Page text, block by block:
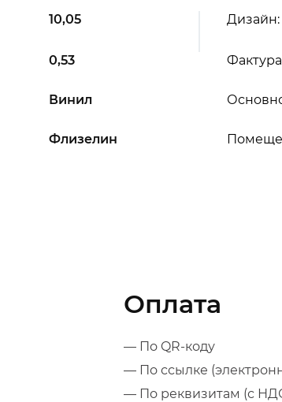
10,05
0,53
Дизайн:
Флизелин
Винил
Оплата
— По QR-коду
— По ссылке
— По реквизитам (с